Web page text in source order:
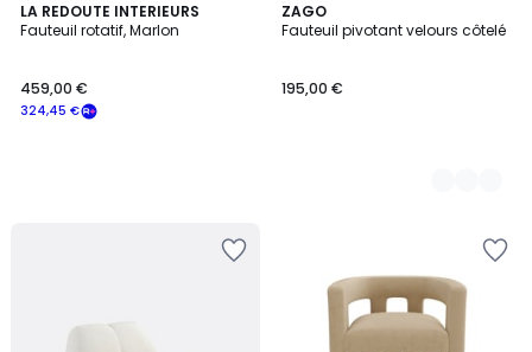
LA REDOUTE INTERIEURS
Fauteuil rotatif, Marlon
324,45 €
459,00 €
ZAGO
Fauteuil pivotant velours côtelé
195,00 €
2
Couleurs